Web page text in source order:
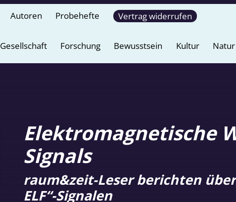
Autoren Probehefte Vertrag widerrufen
Gesellschaft Forschung Bewusstsein Kultur Natur
Elektromagnetische
Signals
raum&zeit-Leser berichten
ELF“-Signalen